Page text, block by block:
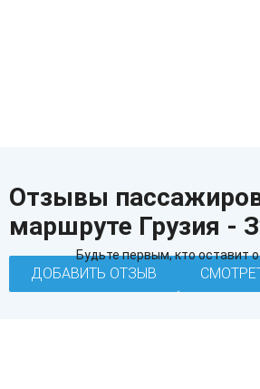
Отзывы
маршруте Грузия -
Будьте первым, кто оставит
ДОБАВИТЬ ОТЗЫВ